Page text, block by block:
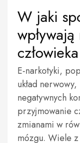
W jaki
człowieka
E-narkotyki,
układ
negatywnych
przyjmowanie
zmianami w
mózgu. Wiele z